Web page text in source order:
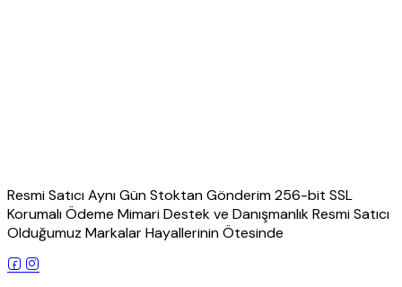
Resmi Satıcı Aynı Gün Stoktan Gönderim 256-bit SSL
Korumalı Ödeme Mimari Destek ve Danışmanlık Resmi Satıcı
Olduğumuz Markalar Hayallerinin Ötesinde